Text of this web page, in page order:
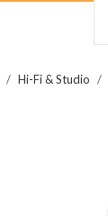
Hi-Fi & Studio